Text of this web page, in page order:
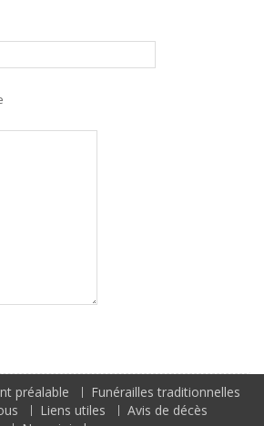
préalable
Funérailles traditionnelles
Liens utiles
Avis de décès